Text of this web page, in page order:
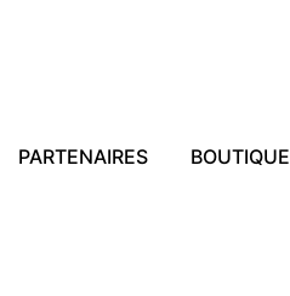
PARTENAIRES BOUTIQUE